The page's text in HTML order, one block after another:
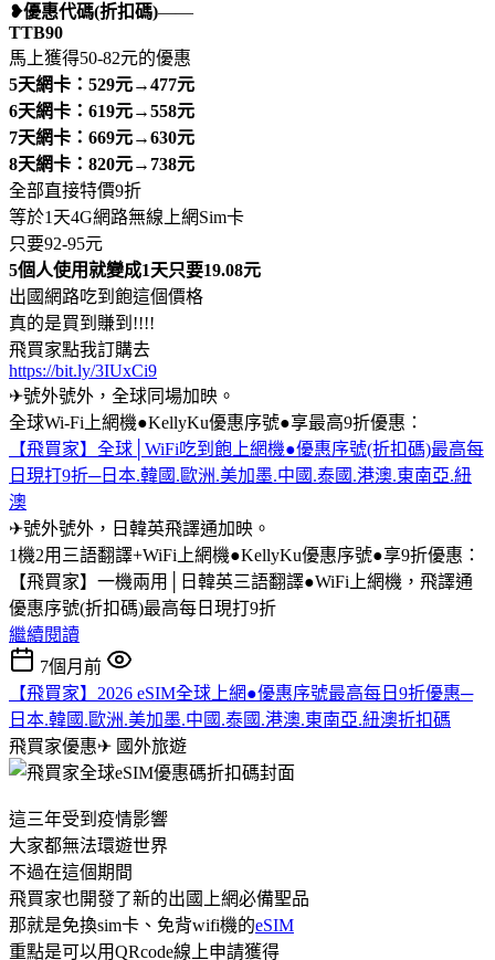
❥優惠代碼(折扣碼)——
TTB90
馬上獲得50-82元的優惠
5天網卡：529元→477元
6天網卡：619元→558元
7天網卡：669元→630元
8天網卡：820元→738元
全部直接特價9折
等於1天4G網路無線上網Sim卡
只要92-95元
5個人使用就變成1天只要19.08元
出國網路吃到飽這個價格
真的是買到賺到!!!!
飛買家點我訂購去
https://bit.ly/3IUxCi9
✈號外號外，全球同場加映。
全球Wi-Fi上網機●KellyKu優惠序號●享最高9折優惠：
【飛買家】全球│WiFi吃到飽上網機●優惠序號(折扣碼)最高每
日現打9折─日本.韓國.歐洲.美加墨.中國.泰國.港澳.東南亞.紐
澳
✈號外號外，日韓英飛譯通加映。
1機2用三語翻譯+WiFi上網機●KellyKu優惠序號●享9折優惠：
【飛買家】一機兩用│日韓英三語翻譯●WiFi上網機，飛譯通
優惠序號(折扣碼)最高每日現打9折
繼續閱讀
7個月前
【飛買家】2026 eSIM全球上網●優惠序號最高每日9折優惠─
日本.韓國.歐洲.美加墨.中國.泰國.港澳.東南亞.紐澳折扣碼
飛買家優惠✈ 國外旅遊
這三年受到疫情影響
大家都無法環遊世界
不過在這個期間
飛買家也開發了新的出國上網必備聖品
那就是免換sim卡、免背wifi機的eSIM
重點是可以用QRcode線上申請獲得